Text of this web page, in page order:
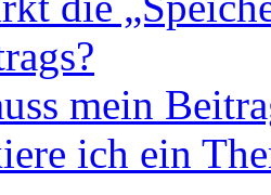
mein
ich ein